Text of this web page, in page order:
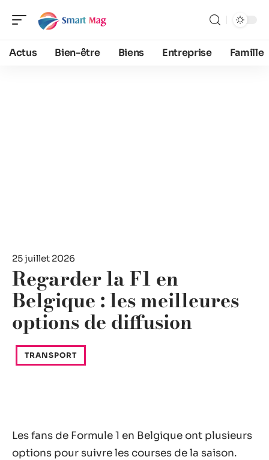
Actus Bien-être Biens Entreprise Famille
25 juillet 2026
Regarder la F1 en
Belgique : les meilleures
options de diffusion
TRANSPORT
Les fans de Formule 1 en Belgique ont plusieurs
options pour suivre les courses de la saison.